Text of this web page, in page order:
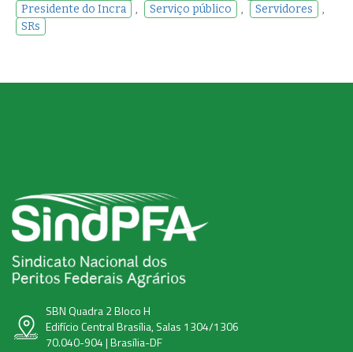
Presidente do Incra
, Serviço público , Servidores
,
SRs
SBN Quadra 2 Bloco H
Edifício Central Brasília, Salas 1304/1306
70.040-904 | Brasília-DF